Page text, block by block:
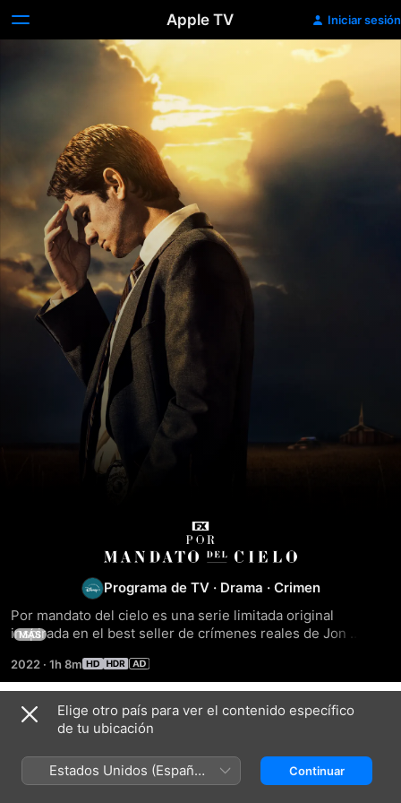
Apple TV Iniciar sesión
Por
mandato
del
cielo
Programa de TV · Drama · Crimen
Por mandato del cielo es una serie limitada original
inspirada en el best seller de crímenes reales de Jon
al asesinato en 1984 de Brenda Wright Lafferty y su hija
pequeña en un suburbio del valle de Salt Lake, Utah. A
medida que el detective Jeb Pyre investiga los sucesos
ocurridos en el seno de la familia Lafferty, descubre
mormona y las violentas consecuencias de una fe
inquebrantable. Lo que descubre Pyre, un devoto mormón,
MÁS
2022 · 1h 8m
Temporada 1
Elige otro país para ver el contenido específico
de tu ubicación
Estados Unidos (Español
México)
Continuar